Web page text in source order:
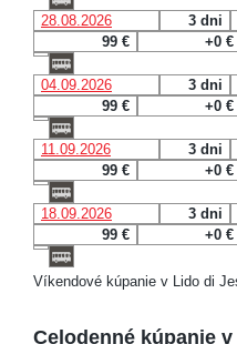
28.08.2026 3 dni
99 €
+0 €
04.09.2026 3 dni
99 €
+0 €
11.09.2026 3 dni
99 €
+0 €
18.09.2026 3 dni
99 €
+0 €
Víkendové kúpanie v Lido di
Celodenné kúpanie